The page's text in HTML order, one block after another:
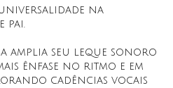
na
amplia seu leque sonoro
ênfase no ritmo e em
cadências vocais